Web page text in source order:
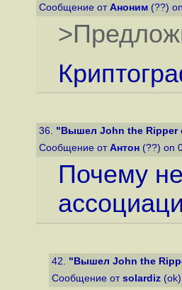
Сообщение от Аноним (??)
36. "Вышел John the Ripper
Сообщение от Антон (??) on
Почему
42. "Вышел John the
Сообщение от solardiz